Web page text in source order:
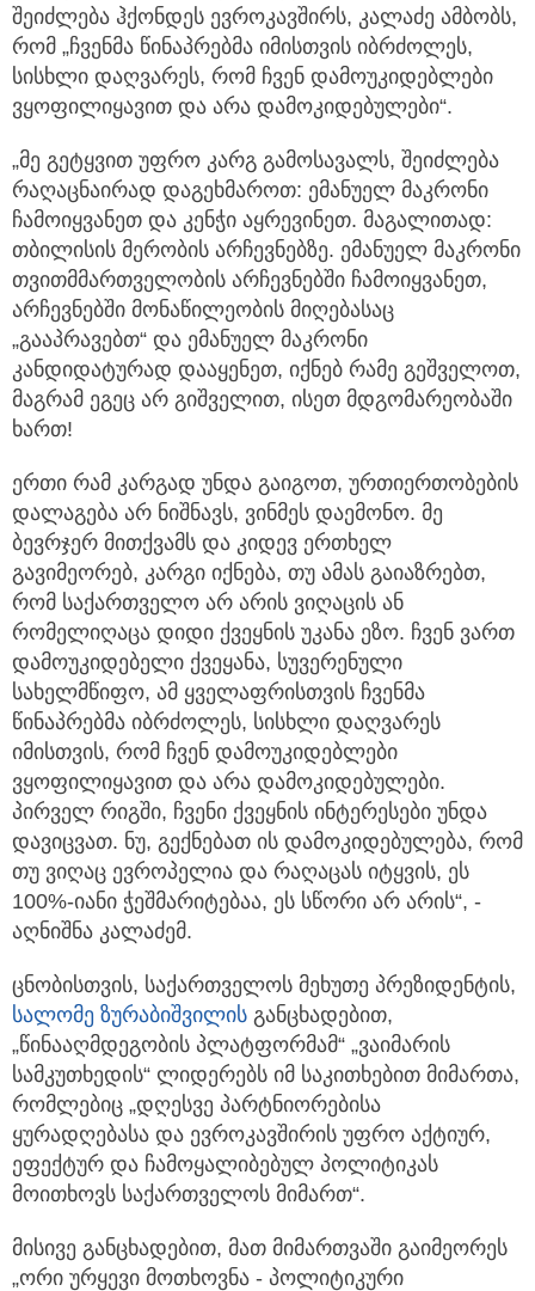
შეიძლება ჰქონდეს ევროკავშირს, კალაძე ამბობს,
რომ „ჩვენმა წინაპრებმა იმისთვის იბრძოლეს,
სისხლი დაღვარეს, რომ ჩვენ დამოუკიდებლები
ვყოფილიყავით და არა დამოკიდებულები“.
„მე გეტყვით უფრო კარგ გამოსავალს, შეიძლება
რაღაცნაირად დაგეხმაროთ: ემანუელ მაკრონი
ჩამოიყვანეთ და კენჭი აყრევინეთ. მაგალითად:
თბილისის მერობის არჩევნებზე. ემანუელ მაკრონი
თვითმმართველობის არჩევნებში ჩამოიყვანეთ,
არჩევნებში მონაწილეობის მიღებასაც
„გააპრავებთ“ და ემანუელ მაკრონი
კანდიდატურად დააყენეთ, იქნებ რამე გეშველოთ,
მაგრამ ეგეც არ გიშველით, ისეთ მდგომარეობაში
ხართ!
ერთი რამ კარგად უნდა გაიგოთ, ურთიერთობების
დალაგება არ ნიშნავს, ვინმეს დაემონო. მე
ბევრჯერ მითქვამს და კიდევ ერთხელ
გავიმეორებ, კარგი იქნება, თუ ამას გაიაზრებთ,
რომ საქართველო არ არის ვიღაცის ან
რომელიღაცა დიდი ქვეყნის უკანა ეზო. ჩვენ ვართ
დამოუკიდებელი ქვეყანა, სუვერენული
სახელმწიფო, ამ ყველაფრისთვის ჩვენმა
წინაპრებმა იბრძოლეს, სისხლი დაღვარეს
იმისთვის, რომ ჩვენ დამოუკიდებლები
ვყოფილიყავით და არა დამოკიდებულები.
პირველ რიგში, ჩვენი ქვეყნის ინტერესები უნდა
დავიცვათ. ნუ, გექნებათ ის დამოკიდებულება, რომ
თუ ვიღაც ევროპელია და რაღაცას იტყვის, ეს
100%-იანი ჭეშმარიტებაა, ეს სწორი არ არის“, -
აღნიშნა კალაძემ.
ცნობისთვის, საქართველოს მეხუთე პრეზიდენტის,
სალომე ზურაბიშვილის განცხადებით,
„წინააღმდეგობის პლატფორმამ“ „ვაიმარის
სამკუთხედის“ ლიდერებს იმ საკითხებით მიმართა,
რომლებიც „დღესვე პარტნიორებისა
ყურადღებასა და ევროკავშირის უფრო აქტიურ,
ეფექტურ და ჩამოყალიბებულ პოლიტიკას
მოითხოვს საქართველოს მიმართ“.
მისივე განცხადებით, მათ მიმართვაში გაიმეორეს
„ორი ურყევი მოთხოვნა - პოლიტიკური